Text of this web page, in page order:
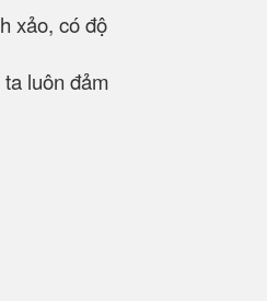
xảo, có độ
luôn đảm